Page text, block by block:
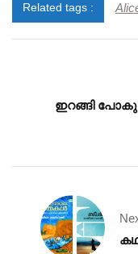
Related tags :
ഇറങ്ങി